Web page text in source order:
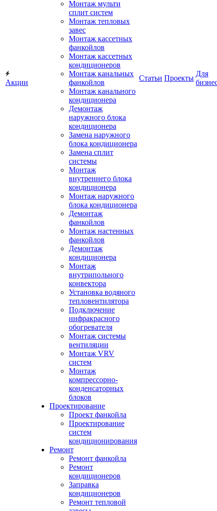
Акции
Монтаж мульти
сплит систем
Монтаж тепловых
завес
Монтаж кассетных
фанкойлов
Монтаж кассетных
кондиционеров
Монтаж канальных
фанкойлов
Монтаж канального
кондиционера
Демонтаж
наружного блока
кондиционера
Замена наружного
блока кондиционера
Замена сплит
системы
Монтаж
внутреннего блока
кондиционера
Монтаж наружного
блока кондиционера
Демонтаж
фанкойлов
Монтаж настенных
фанкойлов
Демонтаж
кондиционера
Монтаж
внутрипольного
конвектора
Установка водяного
тепловентилятора
Подключение
инфракрасного
обогревателя
Монтаж системы
вентиляции
Монтаж VRV
систем
Монтаж
компрессорно-
конденсаторных
блоков
Проектирование
Проект фанкойла
Проектирование
систем
кондиционирования
Ремонт
Ремонт фанкойла
Ремонт
кондиционеров
Заправка
кондиционеров
Ремонт тепловой
Статьи Проекты
Для